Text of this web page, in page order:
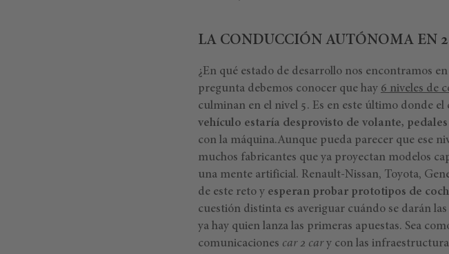
LA CONDUCCIÓN AUTÓNOMA EN
¿En qué estado de desarrollo nos encontramos
pregunta debemos conocer que hay 6 niveles de
culminan en el nivel 5. Es en este último donde
vehículo estaría desprovisto de volante, pedales
con la máquina.Aunque pueda parecer que ese
muchos fabricantes que ya proyectan modelos
una mente artificial. Renault-Nissan, Toyota,
de este reto y esperan probar prototipos de
cuestión distinta es averiguar cuándo se darán
ya hay quien lanza las primeras apuestas. Sea
comunicaciones car 2 cary con las